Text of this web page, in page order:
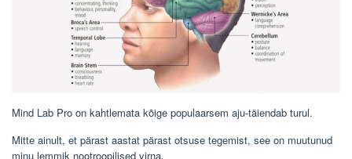
Mind Lab Pro on kahtlemata kõige populaarsem aju-täiendab turul.
Mitte ainult, et pärast aastat pärast otsuse tegemist, see on muutunud
minu lemmik nootroopilised virna.